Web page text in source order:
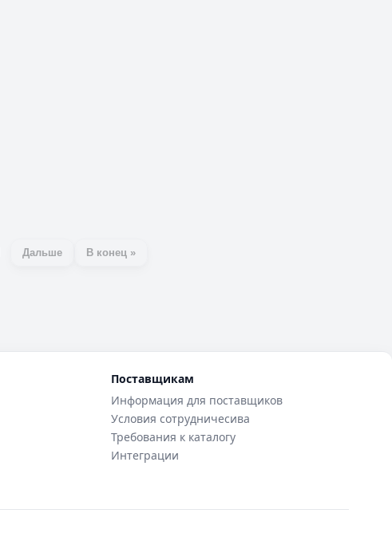
Дальше В конец »
Поставщикам
Информация для поставщиков
Условия сотрудничесива
Требования к каталогу
Интеграции